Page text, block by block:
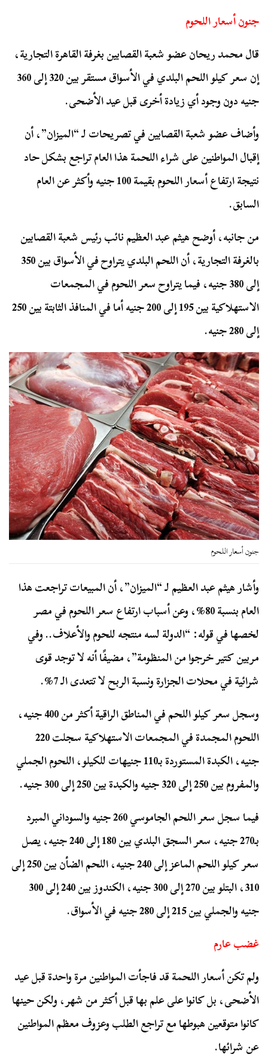
جنون أسعار اللحوم
قال محمد ريحان عضو شعبة القصابين بغرفة القاهرة التجارية،
إن سعر كيلو اللحم البلدي في الأسواق مستقر بين 320 إلى 360
جنيه دون وجود أي زيادة أخرى قبل عيد الأضحى.
وأضاف عضو شعبة القصابين في تصريحات لـ “الميزان”، أن
إقبال المواطنين على شراء اللحمة هذا العام تراجع بشكل حاد
نتيجة ارتفاع أسعار اللحوم بقيمة 100 جنيه وأكثر عن العام
السابق.
من جانبه، أوضح هيثم عبد العظيم نائب رئيس شعبة القصابين
بالغرفة التجارية، أن اللحم البلدي يتراوح في الأسواق بين 350
إلى 380 جنيه، فيما يتراوح سعر اللحوم في المجمعات
الاستهلاكية بين 195 إلى 200 جنيه أما في المنافذ الثابتة بين 250
إلى 280 جنيه.
جنون أسعار اللحوم
وأشار هيثم عبد العظيم لـ “الميزان”، أن المبيعات تراجعت هذا
العام بنسبة 80%، وعن أسباب ارتفاع سعر اللحوم في مصر
لخصها في قوله: “الدولة لسه منتجه للحوم والأعلاف.. وفي
مربين كتير خرجوا من المنظومة”، مضيفًا أنه لا توجد قوى
شرائية في محلات الجزارة ونسبة الربح لا تتعدى الـ 7%.
وسجل سعر كيلو اللحم في المناطق الراقية أكثر من 400 جنيه،
اللحوم المجمدة في المجمعات الاستهلاكية سجلت 220
جنيه، الكبدة المستوردة بـ110 جنيهات للكيلو، اللحوم الجملي
والمفروم بين 250 إلى 320 جنيه والكبدة بين 250 إلى 300 جنيه.
فيما سجل سعر اللحم الجاموسي 260 جنيه والسوداني المبرد
بـ270 جنيه، سعر السجق البلدي بين 180 إلى 240 جنيه، يصل
سعر كيلو اللحم الماعز إلى 240 جنيه، اللحم الضأن بين 250 إلى
310، البتلو بين 270 إلى 300 جنيه، الكندوز بين 240 إلى 300
جنيه والجملي بين 215 إلى 280 جنيه في الأسواق.
غضب عارم
ولم تكن أسعار اللحمة قد فاجأت المواطنين مرة واحدة قبل عيد
الأضحى، بل كانوا على علم بها قبل أكثر من شهر، ولكن حينها
كانوا متوقعين هبوطها مع تراجع الطلب وعزوف معظم المواطنين
عن شرائها.